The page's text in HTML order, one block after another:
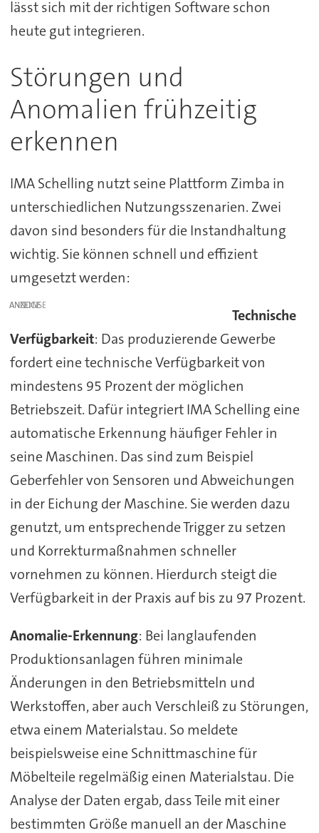
lässt sich mit der richtigen Software schon
heute gut integrieren.
Störungen und
Anomalien frühzeitig
erkennen
IMA Schelling nutzt seine Plattform Zimba in
unterschiedlichen Nutzungsszenarien. Zwei
davon sind besonders für die Instandhaltung
wichtig. Sie können schnell und effizient
umgesetzt werden:
ANZEIGE
Technische
Verfügbarkeit: Das produzierende Gewerbe
fordert eine technische Verfügbarkeit von
mindestens 95 Prozent der möglichen
Betriebszeit. Dafür integriert IMA Schelling eine
automatische Erkennung häufiger Fehler in
seine Maschinen. Das sind zum Beispiel
Geberfehler von Sensoren und Abweichungen
in der Eichung der Maschine. Sie werden dazu
genutzt, um entsprechende Trigger zu setzen
und Korrekturmaßnahmen schneller
vornehmen zu können. Hierdurch steigt die
Verfügbarkeit in der Praxis auf bis zu 97 Prozent.
Anomalie-Erkennung: Bei langlaufenden
Produktionsanlagen führen minimale
Änderungen in den Betriebsmitteln und
Werkstoffen, aber auch Verschleiß zu Störungen,
etwa einem Materialstau. So meldete
beispielsweise eine Schnittmaschine für
Möbelteile regelmäßig einen Materialstau. Die
Analyse der Daten ergab, dass Teile mit einer
bestimmten Größe manuell an der Maschine